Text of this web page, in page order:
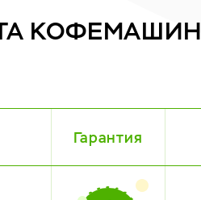
КОФЕМАШИН
Гарантия